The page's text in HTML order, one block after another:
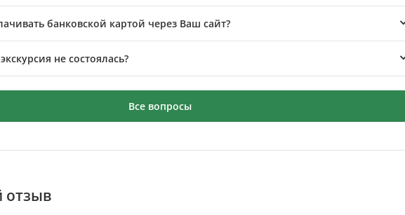
банковской картой через Ваш сайт?
не состоялась?
Все вопросы
отзыв